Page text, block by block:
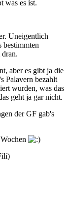
was es ist.
Uneigentlich
bestimmten
aber es gibt ja die
Palavern bezahlt
wurden, was das
geht ja gar nicht.
der GF gab's